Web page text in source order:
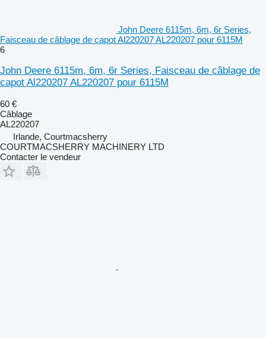
John Deere 6115m, 6m, 6r Series,
Faisceau de câblage de capot Al220207 AL220207 pour 6115M
6
John Deere 6115m, 6m, 6r Series, Faisceau de câblage de
capot Al220207 AL220207 pour 6115M
60 €
Câblage
AL220207
Irlande, Courtmacsherry
COURTMACSHERRY MACHINERY LTD
Contacter le vendeur